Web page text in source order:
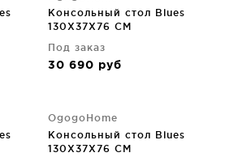
Консольный стол Blues
130X37X76 CM
Под заказ
30 690 руб
OgogoHome
Консольный стол Blues
130X37X76 CM